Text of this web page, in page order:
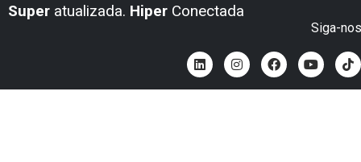
Super atualizada. Hiper Conectada
Siga-nos